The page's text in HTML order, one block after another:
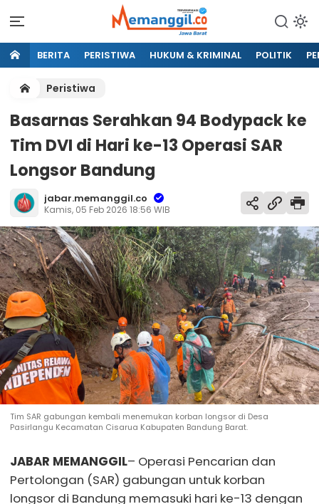
BERITA PERISTIWA HUKUM & KRIMINAL POLITIK
Peristiwa
Basarnas Serahkan 94 Bodypack ke
Tim DVI di Hari ke-13 Operasi SAR
Longsor Bandung
jabar.memanggil.co
Kamis, 05 Feb 2026 18:56 WIB
Tim SAR gabungan kembali menemukan korban longsor di Desa
Pasirlangu Kecamatan Cisarua Kabupaten Bandung Barat.
JABAR MEMANGGIL– Operasi Pencarian dan
Pertolongan (SAR) gabungan untuk korban
longsor di Bandung memasuki hari ke-13 dengan